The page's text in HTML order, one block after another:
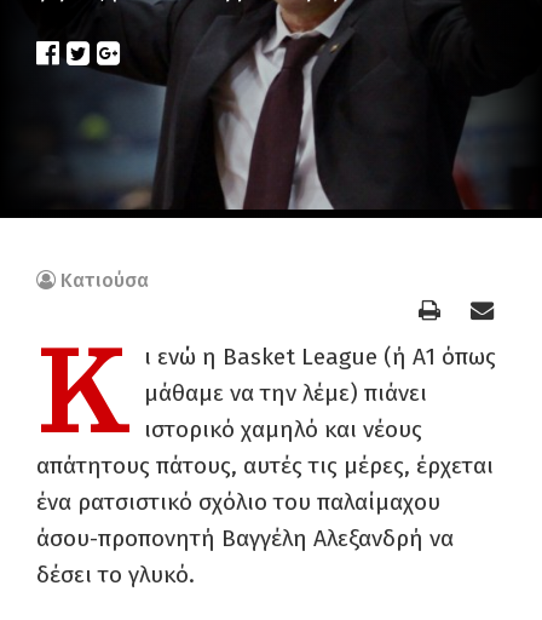
Κατιούσα
Κ
ι ενώ η Basket League (ή Α1 όπως
μάθαμε να την λέμε) πιάνει
ιστορικό χαμηλό και νέους
απάτητους πάτους, αυτές τις μέρες, έρχεται
ένα ρατσιστικό σχόλιο του παλαίμαχου
άσου-προπονητή Βαγγέλη Αλεξανδρή να
δέσει το γλυκό.